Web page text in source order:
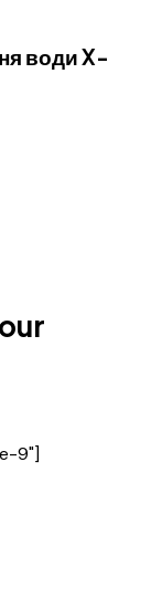
води X-
9"]